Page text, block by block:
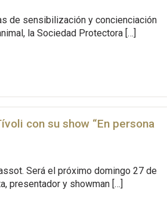
de sensibilización y concienciación
la Sociedad Protectora […]
con su show “En persona
Será el próximo domingo 27 de
presentador y showman […]